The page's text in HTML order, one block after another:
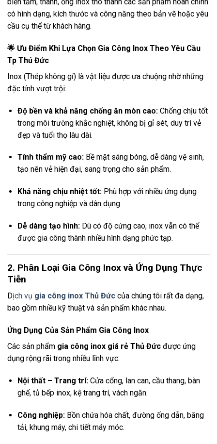
có hình dạng, kích thước và công năng theo bản vẽ hoặc yêu
cầu cụ thể từ khách hàng.
🌟 Ưu Điểm Khi Lựa Chọn Gia Công Inox Theo Yêu Cầu
Tp Thủ Đức
Inox (Thép không gỉ) là vật liệu được ưa chuộng nhờ những
đặc tính vượt trội:
Độ bền và khả năng chống ăn mòn cao:Chống chịu tốt
trong môi trường khắc nghiệt, không bị gỉ sét, duy trì vẻ
đẹp và tuổi thọ lâu dài.
Tính thẩm mỹ cao:Bề mặt sáng bóng, dễ dàng vệ sinh,
tạo nên vẻ hiện đại, sang trọng cho sản phẩm.
Khả năng chịu nhiệt tốt:Phù hợp với nhiều ứng dụng
trong công nghiệp và dân dụng.
Dễ dàng tạo hình:Dù có độ cứng cao, inox vẫn có thể
được gia công thành nhiều hình dạng phức tạp.
2. Phân Loại Gia Công Inox và Ứng Dụng Thực
Tiễn
Dịch vụ gia công inox Thủ Đức của chúng tôi rất đa dạng,
bao gồm nhiều kỹ thuật và sản phẩm khác nhau.
Ứng Dụng Của Sản Phẩm Gia Công Inox
Các sản phẩm gia công inox giá rẻ Thủ Đức được ứng
dụng rộng rãi trong nhiều lĩnh vực:
Nội thất – Trang trí:Cửa cổng, lan can, cầu thang, bàn
ghế, tủ bếp inox, kệ trang trí, vách ngăn.
Công nghiệp:Bồn chứa hóa chất, đường ống dẫn, băng
tải, khung máy, chi tiết máy móc.